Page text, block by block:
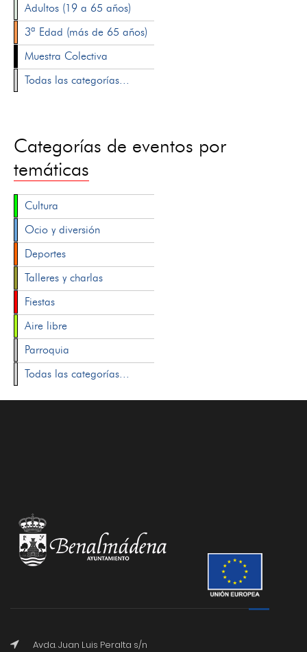
Adultos (19 a 65 años)
3ª Edad (más de 65 años)
Muestra Colectiva
Todas las categorías...
Categorías de eventos por
temáticas
Cultura
Ocio y diversión
Deportes
Talleres y charlas
Fiestas
Aire libre
Parroquia
Todas las categorías...
Avda. Juan Luis Peralta s/n